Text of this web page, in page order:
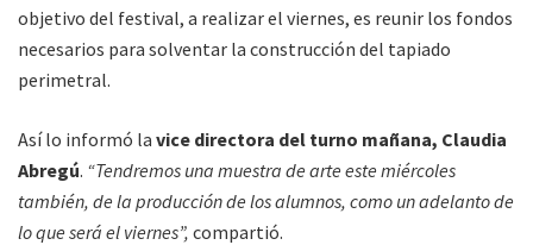
objetivo del festival, a realizar el viernes, es reunir los fondos
necesarios para solventar la construcción del tapiado
perimetral.
Así lo informó la vice directora del turno mañana, Claudia
Abregú. “Tendremos una muestra de arte este miércoles
también, de la producción de los alumnos, como un adelanto de
lo que será el viernes”, compartió.